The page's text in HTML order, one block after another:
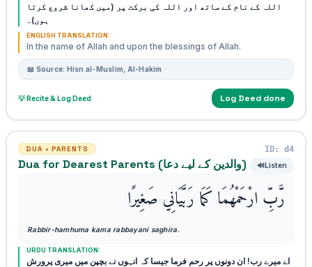
اللہ کے نام کے ساتھ اور اللہ کی برکت پر (میں کھانا شروع کرتا
ہوں)۔
ENGLISH TRANSLATION:
In the name of Allah and upon the blessings of Allah.
📖 Source: Hisn al-Muslim, Al-Hakim
💡 Recite & Log Deed Log Deed done
DUA • PARENTS ID: d4
Dua for Dearest Parents (والدین کے لیے دعا) 🔊Listen
رَّبِّ ارْحَمْهُمَا كَمَا رَبَّيَانِي صَغِيرًا
Rabbir-hamhuma kama rabbayani saghira.
URDU TRANSLATION:
اے میرے رب! ان دونوں پر رحم فرما جیسا کہ انہوں نے بچپن میں میری پرورش